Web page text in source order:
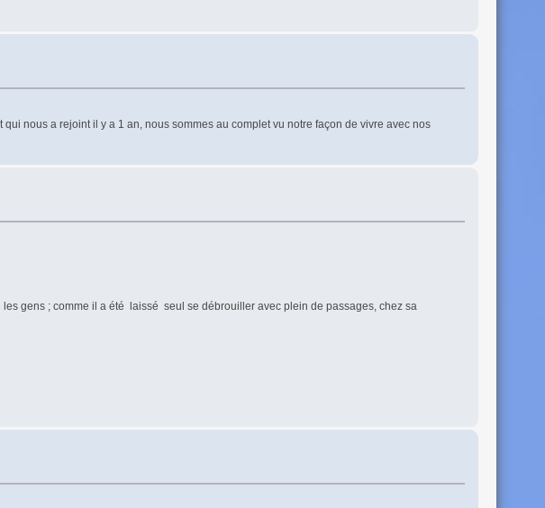
nous a rejoint il y a 1 an, nous sommes au complet vu notre façon de vivre avec nos
gens ; comme il a été laissé seul se débrouiller avec plein de passages, chez sa